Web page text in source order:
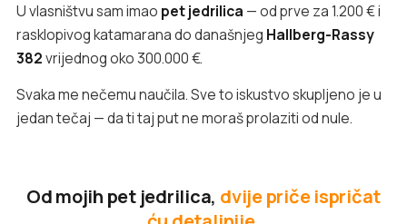
U vlasništvu sam imao pet jedrilica — od prve za 1.200 € i
rasklopivog katamarana do današnjeg Hallberg-Rassy
382vrijednog oko 300.000 €.
Svaka me nečemu naučila. Sve to iskustvo skupljeno je u
jedan tečaj — da ti taj put ne moraš prolaziti od nule.
Od mojih pet jedrilica, dvije priče ispričat